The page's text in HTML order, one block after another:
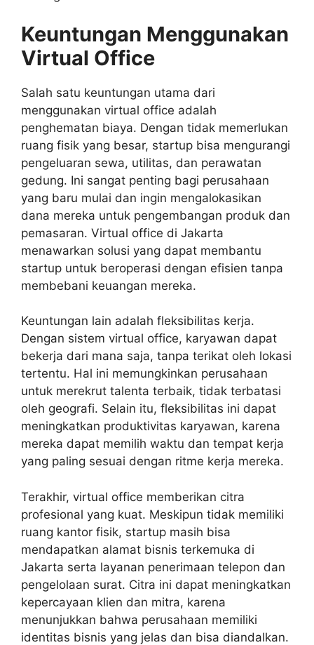
Keuntungan Menggunakan
Virtual Office
Salah satu keuntungan utama dari
menggunakan virtual office adalah
penghematan biaya. Dengan tidak memerlukan
ruang fisik yang besar, startup bisa mengurangi
pengeluaran sewa, utilitas, dan perawatan
gedung. Ini sangat penting bagi perusahaan
yang baru mulai dan ingin mengalokasikan
dana mereka untuk pengembangan produk dan
pemasaran. Virtual office di Jakarta
menawarkan solusi yang dapat membantu
startup untuk beroperasi dengan efisien tanpa
membebani keuangan mereka.
Keuntungan lain adalah fleksibilitas kerja.
Dengan sistem virtual office, karyawan dapat
bekerja dari mana saja, tanpa terikat oleh lokasi
tertentu. Hal ini memungkinkan perusahaan
untuk merekrut talenta terbaik, tidak terbatasi
oleh geografi. Selain itu, fleksibilitas ini dapat
meningkatkan produktivitas karyawan, karena
mereka dapat memilih waktu dan tempat kerja
yang paling sesuai dengan ritme kerja mereka.
Terakhir, virtual office memberikan citra
profesional yang kuat. Meskipun tidak memiliki
ruang kantor fisik, startup masih bisa
mendapatkan alamat bisnis terkemuka di
Jakarta serta layanan penerimaan telepon dan
pengelolaan surat. Citra ini dapat meningkatkan
kepercayaan klien dan mitra, karena
menunjukkan bahwa perusahaan memiliki
identitas bisnis yang jelas dan bisa diandalkan.